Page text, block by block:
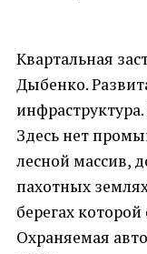
Квартальная
Дыбенко.
Здесь нет
лесной массив,
пахотных
берегах
Охраняемая